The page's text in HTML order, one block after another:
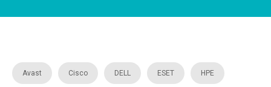
Avast Cisco DELL ESET HPE